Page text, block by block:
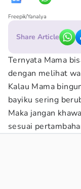
Freepik/Yanalya
Share Article
Ternyata Mama
dengan melihat
Kalau Mama
bayiku sering
Maka jangan
sesuai